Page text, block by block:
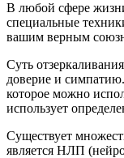
В любой сфере
специальные
вашим верным
Суть
доверие и
которое можно
использует
Существует
является НЛП